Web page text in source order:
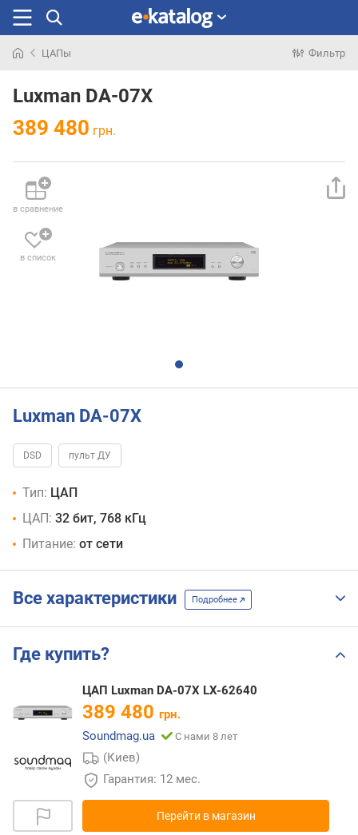
раньше
ЦАПы Фильтр
Luxman DA-07X
389 480 грн.
в сравнение
в список
Luxman DA-07X
DSD пульт ДУ
Тип: ЦАП
ЦАП: 32 бит, 768 кГц
Питание: от сети
Все характеристики Подробнее
Где купить?
ЦАП Luxman DA-07X LX-62640
389 480 грн.
Soundmag.ua
С нами 8 лет
(Киев)
Гарантия: 12 мес.
Перейти в магазин